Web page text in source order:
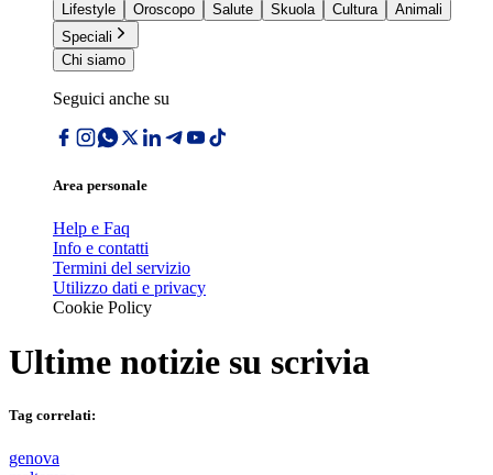
Lifestyle
Oroscopo Salute Skuola Cultura
Animali
Speciali
Chi siamo
Seguici anche su
Area personale
Help e Faq
Info e contatti
Termini del servizio
Utilizzo dati e privacy
Cookie Policy
Ultime notizie su scrivia
Tag correlati:
genova